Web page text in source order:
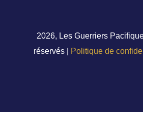
2026, Les Guerriers
réservés |
Politique de